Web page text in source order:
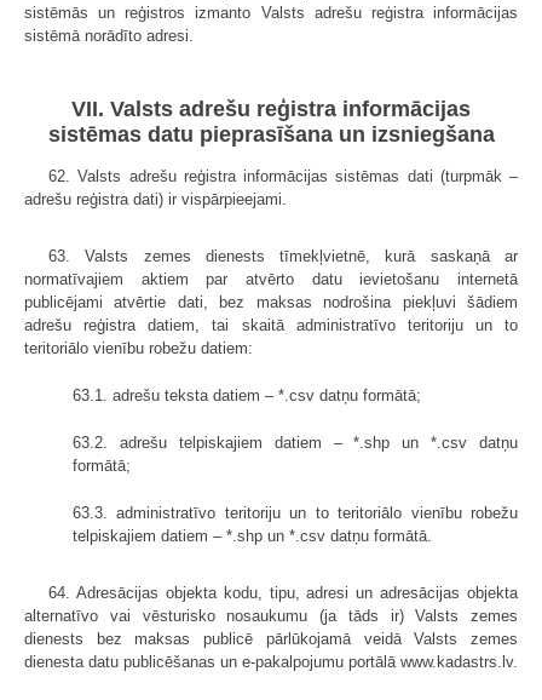
sistēmās un reģistros izmanto Valsts adrešu reģistra informācijas
sistēmā norādīto adresi.
VII. Valsts adrešu reģistra informācijas
sistēmas datu pieprasīšana un izsniegšana
62. Valsts adrešu reģistra informācijas sistēmas dati (turpmāk –
adrešu reģistra dati) ir vispārpieejami.
63. Valsts zemes dienests tīmekļvietnē, kurā saskaņā ar
normatīvajiem aktiem par atvērto datu ievietošanu internetā
publicējami atvērtie dati, bez maksas nodrošina piekļuvi šādiem
adrešu reģistra datiem, tai skaitā administratīvo teritoriju un to
teritoriālo vienību robežu datiem:
63.1. adrešu teksta datiem – *.csv datņu formātā;
63.2. adrešu telpiskajiem datiem – *.shp un *.csv datņu
formātā;
63.3. administratīvo teritoriju un to teritoriālo vienību robežu
telpiskajiem datiem – *.shp un *.csv datņu formātā.
64. Adresācijas objekta kodu, tipu, adresi un adresācijas objekta
alternatīvo vai vēsturisko nosaukumu (ja tāds ir) Valsts zemes
dienests bez maksas publicē pārlūkojamā veidā Valsts zemes
dienesta datu publicēšanas un e-pakalpojumu portālā www.kadastrs.lv.